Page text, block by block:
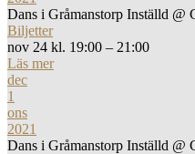
Dans i Gråmanstorp Inställd @
Biljetter
nov 24 kl. 19:00 – 21:00
Läs mer
dec
1
ons
2021
Dans i Gråmanstorp Inställd @